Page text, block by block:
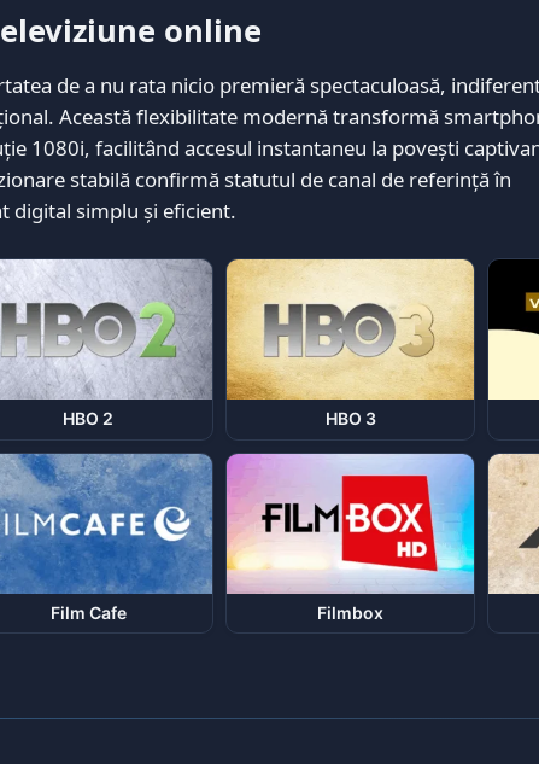
online
de a nu rata nicio premieră spectaculoasă,
Această flexibilitate modernă transformă
1080i, facilitând accesul instantaneu la povești
stabilă confirmă statutul de canal de referință în
digital simplu și eficient.
HBO 2 HBO 3
Film Cafe Filmbox